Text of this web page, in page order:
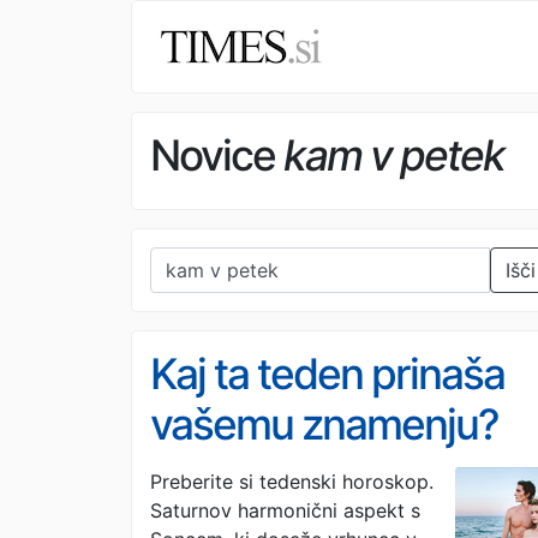
Novicekam v petek
Išči
Kaj ta teden prinaša
vašemu znamenju?
Tedenski horoskop
2. do 8. avgusta 2026
Preberite si tedenski horoskop.
Saturnov harmonični aspekt s